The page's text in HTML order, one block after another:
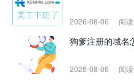
2026-08-06 阅
狗爹注册的域名
2026-08-06 阅